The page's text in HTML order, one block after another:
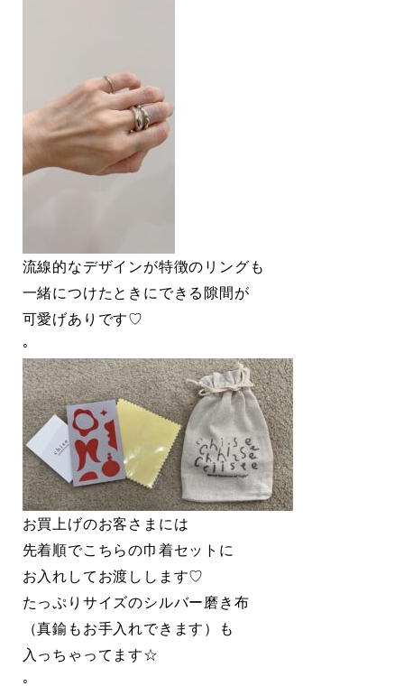
流線的なデザインが特徴のリングも
一緒につけたときにできる隙間が
可愛げありです♡
◦
お買上げのお客さまには
先着順でこちらの巾着セットに
お入れしてお渡しします♡
たっぷりサイズのシルバー磨き布
（真鍮もお手入れできます）も
入っちゃってます☆
◦